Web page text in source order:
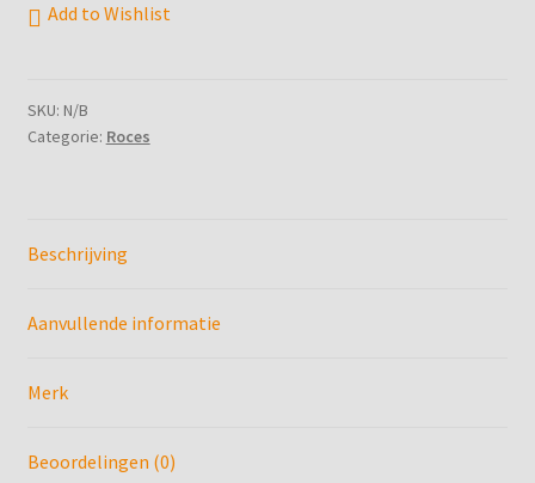
IJshockey
Kunstschaatsen
80
aantal
Add to Wishlist
SKU: N/B
Categorie: Roces
Beschrijving
Aanvullende informatie
Merk
Beoordelingen (0)